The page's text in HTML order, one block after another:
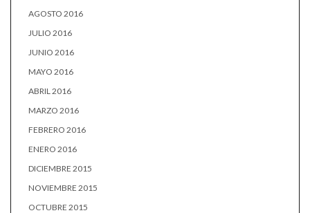
AGOSTO 2016
JULIO 2016
JUNIO 2016
MAYO 2016
ABRIL 2016
MARZO 2016
FEBRERO 2016
ENERO 2016
DICIEMBRE 2015
NOVIEMBRE 2015
OCTUBRE 2015